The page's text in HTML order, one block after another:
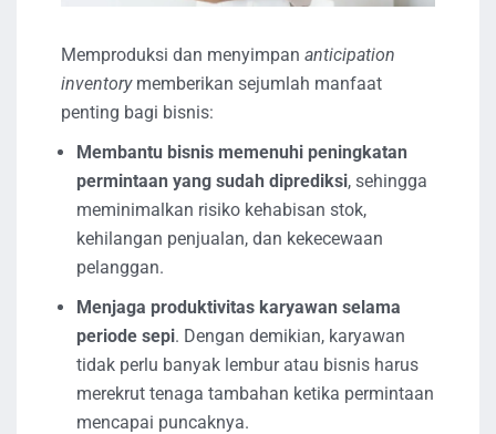
Memproduksi dan menyimpan anticipation
inventory memberikan sejumlah manfaat
penting bagi bisnis:
Membantu bisnis memenuhi peningkatan
permintaan yang sudah diprediksi, sehingga
meminimalkan risiko kehabisan stok,
kehilangan penjualan, dan kekecewaan
pelanggan.
Menjaga produktivitas karyawan selama
periode sepi. Dengan demikian, karyawan
tidak perlu banyak lembur atau bisnis harus
merekrut tenaga tambahan ketika permintaan
mencapai puncaknya.